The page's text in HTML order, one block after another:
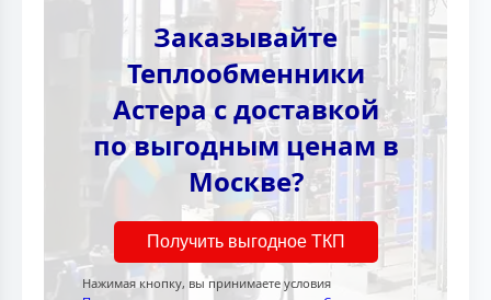
Заказывайте
Теплообменники
Астера с доставкой
по выгодным ценам в
Москве?
Получить выгодное ТКП
Нажимая кнопку, вы принимаете условия